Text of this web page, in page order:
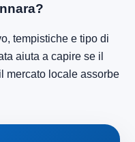
tempistiche e tipo di
aiuta a capire se il
mercato locale assorbe